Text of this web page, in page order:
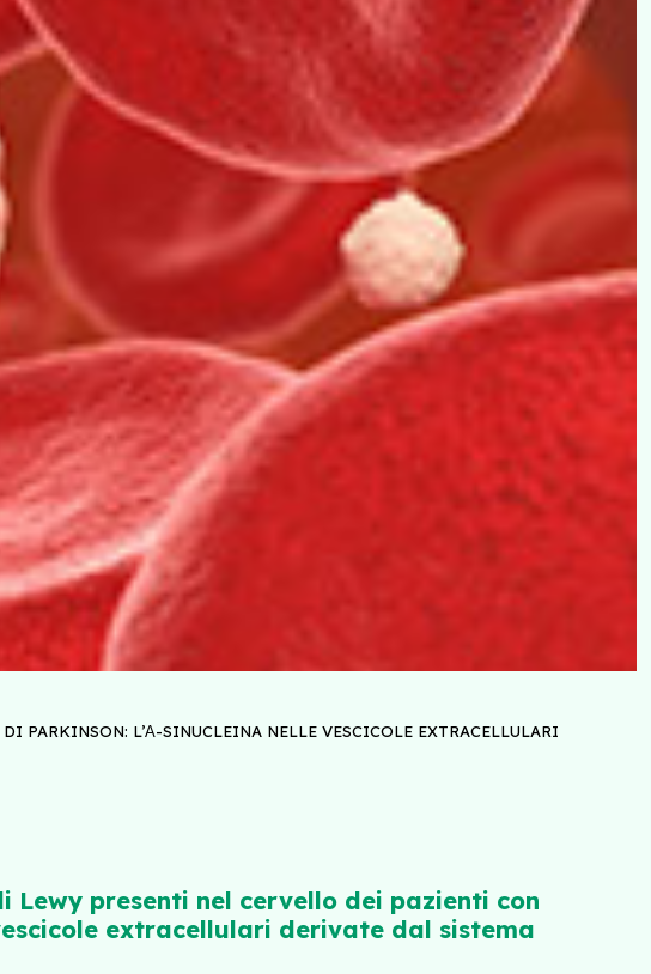
PARKINSON: L’Α-SINUCLEINA NELLE VESCICOLE EXTRACELLULARI
Lewy presenti nel cervello dei pazienti con
extracellulari derivate dal sistema